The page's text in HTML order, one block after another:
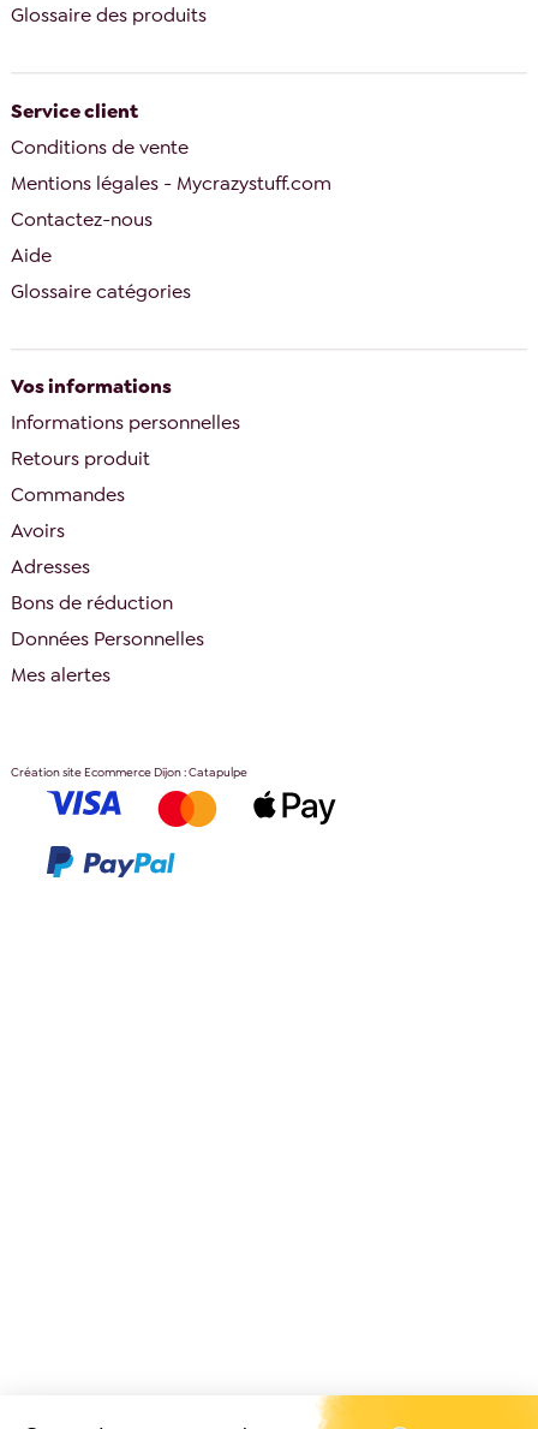
Glossaire des produits
Service client
Conditions de vente
Mentions légales - Mycrazystuff.com
Contactez-nous
Aide
Glossaire catégories
Vos informations
Informations personnelles
Retours produit
Commandes
Avoirs
Adresses
Bons de réduction
Données Personnelles
Mes alertes
Création site Ecommerce Dijon : Catapulpe